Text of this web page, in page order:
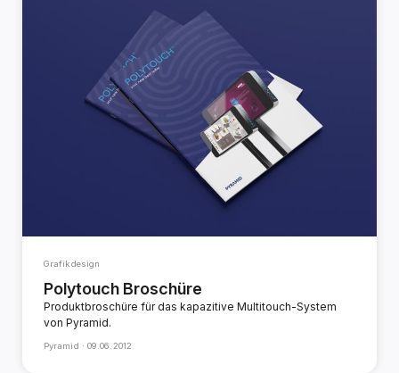
Grafikdesign
Polytouch Broschüre
Produktbroschüre für das kapazitive Multitouch-System
von Pyramid.
Pyramid · 09.06.2012